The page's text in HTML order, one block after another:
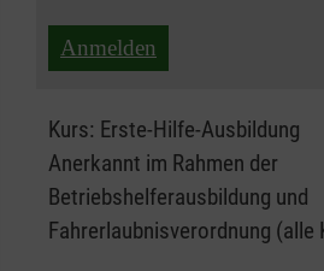
Anmelden
Kurs: Erste-Hilfe-Ausbildung
Anerkannt im Rahmen der
Betriebshelferausbildung und
Fahrerlaubnisverordnung (alle